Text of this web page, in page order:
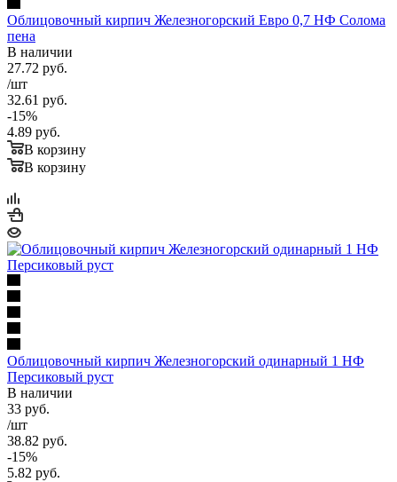
Облицовочный кирпич Железногорский Евро 0,7 НФ Солома
пена
В наличии
27.72 руб.
/шт
32.61 руб.
-15%
4.89 руб.
В корзину
В корзину
Облицовочный кирпич Железногорский одинарный 1 НФ
Персиковый руст
В наличии
33 руб.
/шт
38.82 руб.
-15%
5.82 руб.